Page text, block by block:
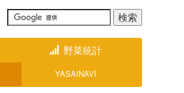
野菜統計
YASAINAVI